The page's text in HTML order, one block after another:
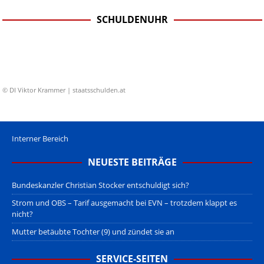
SCHULDENUHR
© DI Viktor Krammer | staatsschulden.at
Interner Bereich
NEUESTE BEITRÄGE
Bundeskanzler Christian Stocker entschuldigt sich?
Strom und OBS – Tarif ausgemacht bei EVN – trotzdem klappt es
nicht?
Mutter betäubte Tochter (9) und zündet sie an
SERVICE-SEITEN